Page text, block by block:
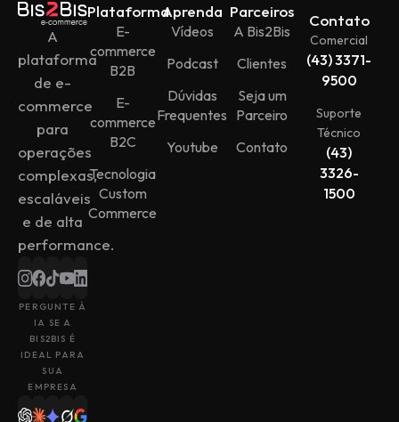
A
plataforma
de e-
commerce
para
operações
complexas,
escaláveis
e de alta
performance.
PERGUNTE À
IA SE A
BIS2BIS É
IDEAL PARA
SUA
EMPRESA
Plataforma
E-
commerce
B2B
E-
commerce
B2C
Tecnologia
Custom
Commerce
Aprenda
Vídeos
Podcast
Dúvidas
Frequentes
Youtube
Parceiros
A Bis2Bis
Clientes
Seja um
Parceiro
Contato
Contato
Comercial
(43) 3371-
9500
Suporte
Técnico
(43)
3326-
1500